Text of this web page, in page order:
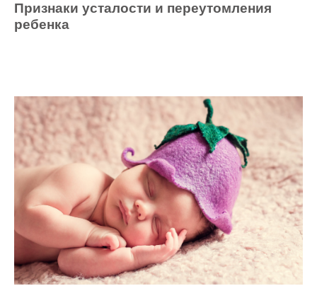
Признаки усталости и переутомления
ребенка